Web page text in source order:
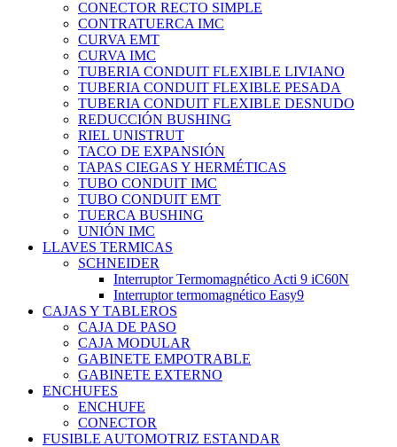
CONECTOR RECTO SIMPLE
CONTRATUERCA IMC
CURVA EMT
CURVA IMC
TUBERIA CONDUIT FLEXIBLE LIVIANO
TUBERIA CONDUIT FLEXIBLE PESADA
TUBERIA CONDUIT FLEXIBLE DESNUDO
REDUCCIÓN BUSHING
RIEL UNISTRUT
TACO DE EXPANSIÓN
TAPAS CIEGAS Y HERMÉTICAS
TUBO CONDUIT IMC
TUBO CONDUIT EMT
TUERCA BUSHING
UNIÓN IMC
LLAVES TERMICAS
SCHNEIDER
Interruptor Termomagnético Acti 9 iC60N
Interruptor termomagnético Easy9
CAJAS Y TABLEROS
CAJA DE PASO
CAJA MODULAR
GABINETE EMPOTRABLE
GABINETE EXTERNO
ENCHUFES
ENCHUFE
CONECTOR
FUSIBLE AUTOMOTRIZ ESTANDAR